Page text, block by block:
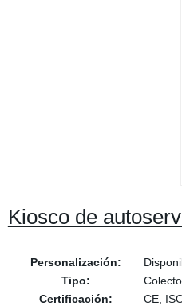
Kiosco de
Personalización:
Tipo:
Certificación:
CE,